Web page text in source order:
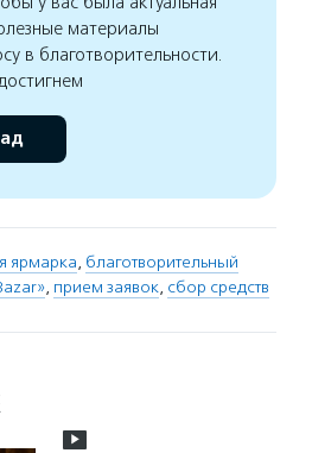
материалы
в благотворительности.
ярмарка, благотворительный
, прием заявок, сбор средств